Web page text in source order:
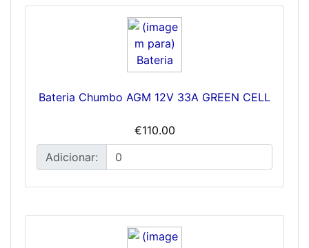
Bateria Chumbo AGM 12V 33A GREEN CELL
€110.00
Adicionar: